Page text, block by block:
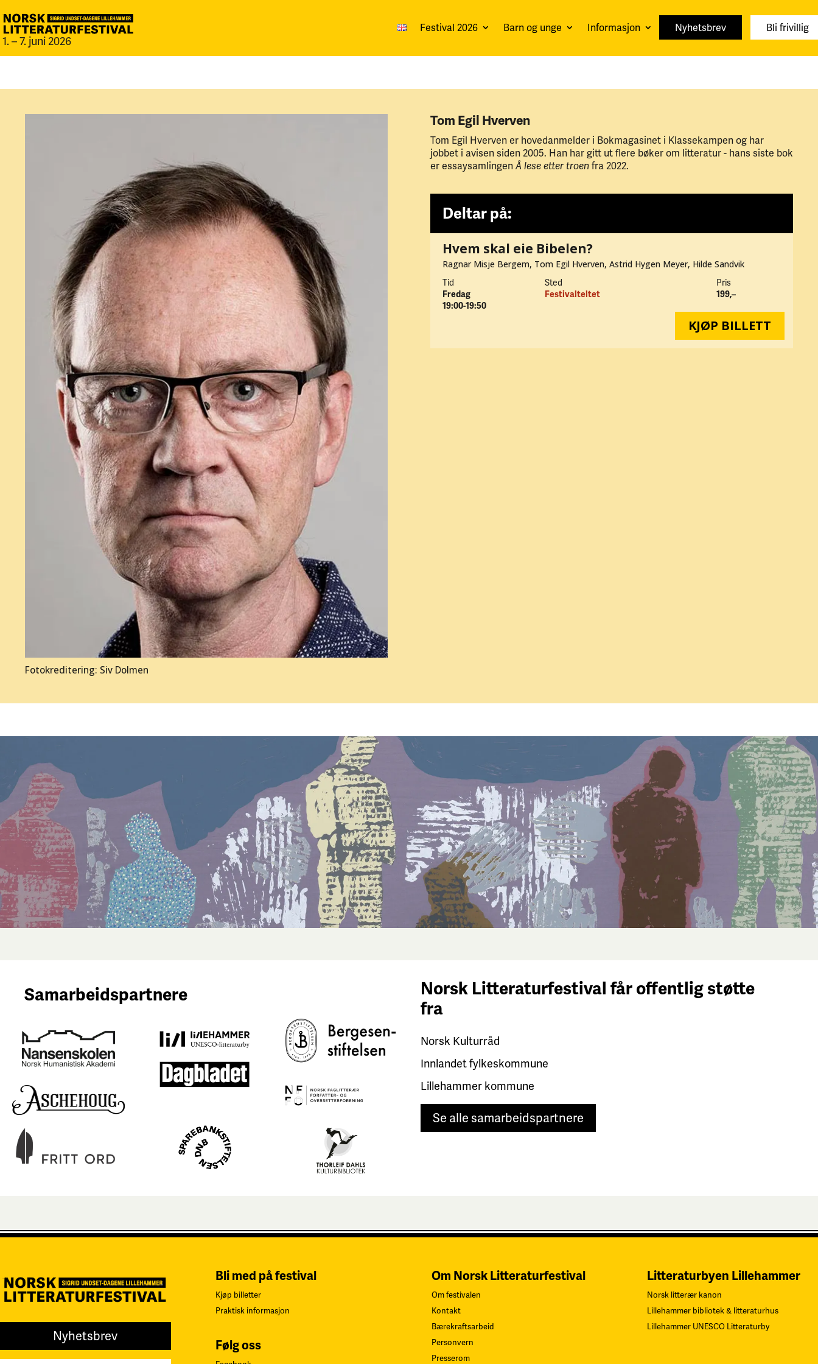
1. – 7. juni 2026
Festival 2026 Barn og unge Informasjon Nyhetsbrev Bli frivillig
Fotokreditering: Siv Dolmen
Tom Egil Hverven
Tom Egil Hverven er hovedanmelder i Bokmagasinet i Klassekampen og har
jobbet i avisen siden 2005. Han har gitt ut flere bøker om litteratur - hans siste bok
er essaysamlingen Å lese etter troenfra 2022.
Deltar på:
Hvem skal eie Bibelen?
Ragnar Misje Bergem, Tom Egil Hverven, Astrid Hygen Meyer, Hilde Sandvik
Tid
Fredag
19:00-19:50
Sted
Festivalteltet
Pris
199,–
KJØP BILLETT
Samarbeidspartnere Norsk Litteraturfestival får offentlig støtte
fra
Norsk Kulturråd
Innlandet fylkeskommune
Lillehammer kommune
Se alle samarbeidspartnere
Nyhetsbrev
Bli med på festival
Kjøp billetter
Praktisk informasjon
Følg oss
Om Norsk Litteraturfestival
Om festivalen
Kontakt
Bærekraftsarbeid
Personvern
Presserom
Litteraturbyen Lillehammer
Norsk litterær kanon
Lillehammer bibliotek & litteraturhus
Lillehammer UNESCO Litteraturby